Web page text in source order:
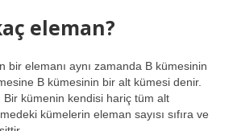
eleman?
bir elemanı aynı zamanda B kümesinin
B kümesinin bir alt kümesi denir.
Bir kümenin kendisi hariç tüm alt
kümelerin eleman sayısı sıfıra ve